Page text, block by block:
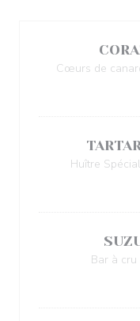
Cœurs de
Huître
Bar à